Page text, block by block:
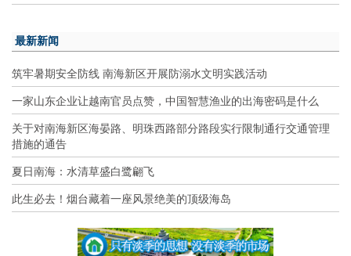
最新新闻
筑牢暑期安全防线 南海新区开展防溺水文明实践活动
一家山东企业让越南官员点赞，中国智慧渔业的出海密码是什么
关于对南海新区海晏路、明珠西路部分路段实行限制通行交通管理
措施的通告
夏日南海：水清草盛白鹭翩飞
此生必去！烟台藏着一座风景绝美的顶级海岛